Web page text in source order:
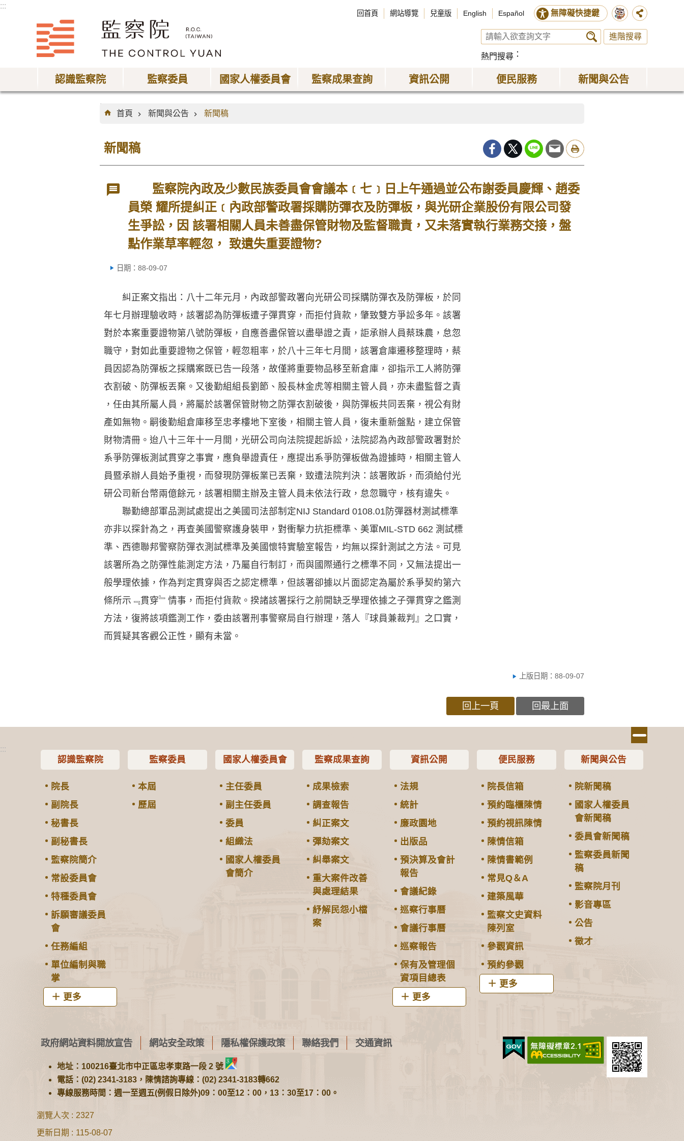
:::
回首頁 網站導覽 兒童版 English Español 無障礙快捷鍵
進階搜尋
熱門搜尋
認識監察院 監察委員 國家人權委員會 監察成果查詢 資訊公開 便民服務 新聞與公告
:::
首頁
新聞與公告 新聞稿
新聞稿
監察院內政及少數民族委員會會議本﹝七﹞日上午通過並公布謝委員慶輝、趙委
員榮 耀所提糾正﹝內政部警政署採購防彈衣及防彈板，與光研企業股份有限公司發
生爭訟，因 該署相關人員未善盡保管財物及監督職責，又未落實執行業務交接，盤
點作業草率輕忽， 致遺失重要證物?
日期：88-09-07
糾正案文指出：八十二年元月，內政部警政署向光研公司採購防彈衣及防彈板，於同
年七月辦理驗收時，該署認為防彈板遭子彈貫穿，而拒付貨款，肇致雙方爭訟多年。該署
對於本案重要證物第八號防彈板，自應善盡保管以盡舉證之責，詎承辦人員蔡珠農，怠忽
職守，對如此重要證物之保管，輕忽粗率，於八十三年七月間，該署倉庫遷移整理時，蔡
員因認為防彈板之採購案既已告一段落，故僅將重要物品移至新倉庫，卻指示工人將防彈
衣割破、防彈板丟棄。又後勤組組長劉節、股長林金虎等相關主管人員，亦未盡監督之責
，任由其所屬人員，將屬於該署保管財物之防彈衣割破後，與防彈板共同丟棄，視公有財
產如無物。嗣後勤組倉庫移至忠孝樓地下室後，相關主管人員，復未重新盤點，建立保管
財物清冊。迨八十三年十一月間，光研公司向法院提起訴訟，法院認為內政部警政署對於
系爭防彈板測試貫穿之事實，應負舉證責任，應提出系爭防彈板做為證據時，相關主管人
員暨承辦人員始予重視，而發現防彈板業已丟棄，致遭法院判決：該署敗訴，而須給付光
研公司新台幣兩億餘元，該署相關主辦及主管人員未依法行政，怠忽職守，核有違失。
聯勤總部軍品測試處提出之美國司法部制定NIJ Standard 0108.01防彈器材測試標準
亦非以探針為之，再查美國警察護身裝甲，對衝擊力抗拒標準、美軍MIL-STD 662 測試標
準、西德聯邦警察防彈衣測試標準及美國懷特實驗室報告，均無以探針測試之方法。可見
該署所為之防彈性能測定方法，乃屬自行制訂，而與國際通行之標準不同，又無法提出一
般學理依據，作為判定貫穿與否之認定標準，但該署卻據以片面認定為屬於系爭契約第六
條所示﹃貫穿﹄情事，而拒付貨款。揆諸該署採行之前開缺乏學理依據之子彈貫穿之鑑測
方法，復將該項鑑測工作，委由該署刑事警察局自行辦理，落人『球員兼裁判』之口實，
而質疑其客觀公正性，顯有未當。
上版日期：88-09-07
回上一頁 回最上面
:::
認識監察院
院長
副院長
秘書長
副秘書長
監察院簡介
常設委員會
特種委員會
訴願審議委員
會
任務編組
單位編制與職
掌
更多
監察委員
本屆
歷屆
國家人權委員會
主任委員
副主任委員
委員
組織法
國家人權委員
會簡介
監察成果查詢
成果檢索
調查報告
糾正案文
彈劾案文
糾舉案文
重大案件改善
與處理結果
紓解民怨小檔
案
資訊公開
法規
統計
廉政園地
出版品
預決算及會計
報告
會議紀錄
巡察行事曆
會議行事曆
巡察報告
保有及管理個
資項目總表
更多
便民服務
院長信箱
預約臨櫃陳情
預約視訊陳情
陳情信箱
陳情書範例
常見Q＆A
建築風華
監察文史資料
陳列室
參觀資訊
預約參觀
更多
新聞與公告
院新聞稿
國家人權委員
會新聞稿
委員會新聞稿
監察委員新聞
稿
監察院月刊
影音專區
公告
徵才
政府網站資料開放宣告 網站安全政策 隱私權保護政策 聯絡我們 交通資訊
地址：100216臺北市中正區忠孝東路一段 2 號
電話：(02) 2341-3183，陳情諮詢專線：(02) 2341-3183轉662
專線服務時間：週一至週五(例假日除外)09：00至12：00，13：30至17：00。
瀏覽人次
2327
更新日期
115-08-07